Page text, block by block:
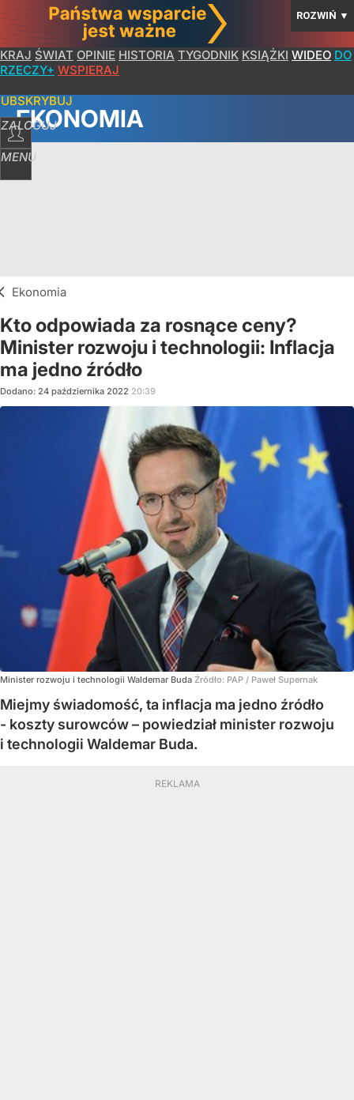
ROZWIŃ ▼
KRAJ ŚWIAT OPINIE HISTORIA TYGODNIK KSIĄŻKI WIDEO DO
RZECZY+ WSPIERAJ
ZALOGUJ
MENU
EKONOMIA
Ekonomia
Kto odpowiada za rosnące ceny?
Minister rozwoju i technologii: Inflacja
ma jedno źródło
Dodano: 24 października 2022 20:39
Minister rozwoju i technologii Waldemar Buda Źródło: PAP / Paweł Supernak
Miejmy świadomość, ta inflacja ma jedno źródło
- koszty surowców – powiedział minister rozwoju
i technologii Waldemar Buda.